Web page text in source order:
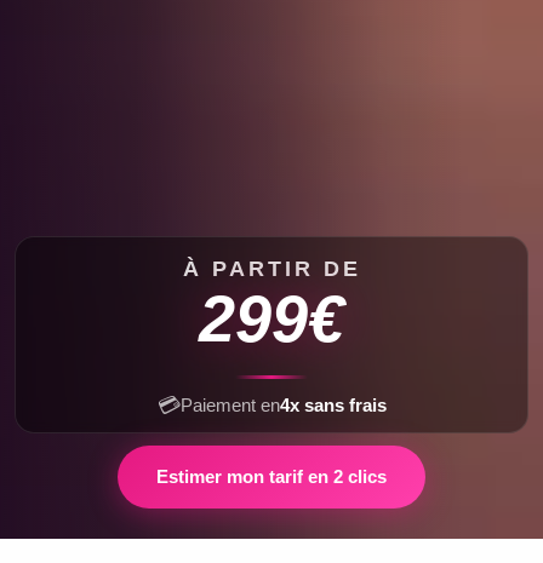
À PARTIR DE
299€
💳Paiement en4x sans frais
Estimer mon tarif en 2 clics